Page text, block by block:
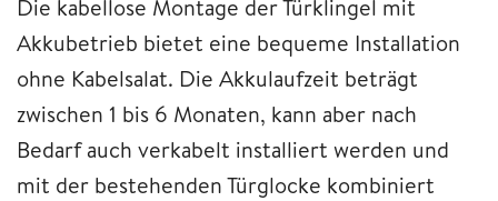
Die kabellose Montage der Türklingel mit
Akkubetrieb bietet eine bequeme Installation
ohne Kabelsalat. Die Akkulaufzeit beträgt
zwischen 1 bis 6 Monaten, kann aber nach
Bedarf auch verkabelt installiert werden und
mit der bestehenden Türglocke kombiniert